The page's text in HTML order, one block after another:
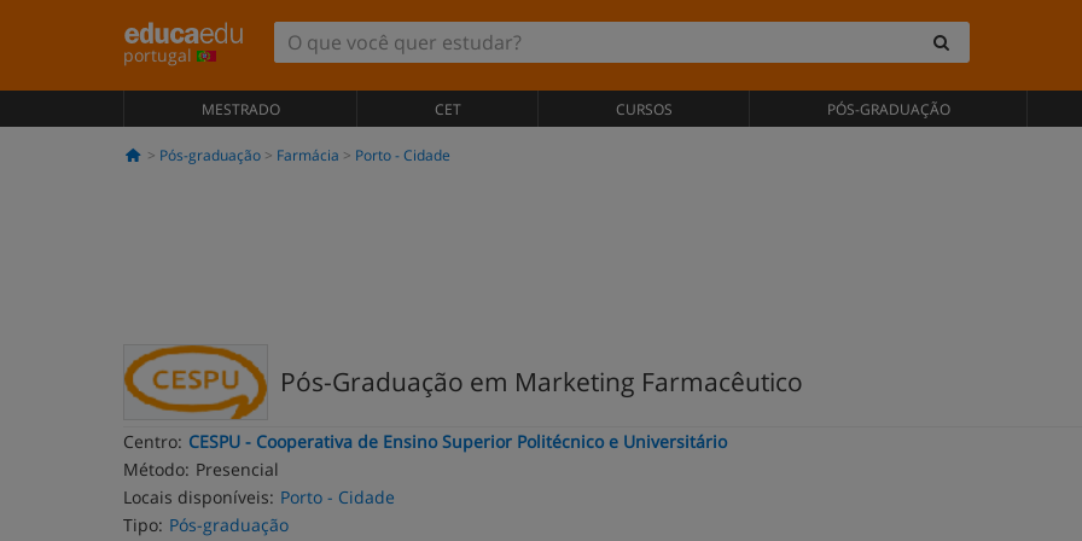
portugal
MESTRADO CET CURSOS PÓS-GRADUAÇÃO
Pós-graduação Farmácia Porto - Cidade
Pós-Graduação em Marketing Farmacêutico
Centro: CESPU - Cooperativa de Ensino Superior Politécnico e Universitário
Método: Presencial
Locais disponíveis: Porto - Cidade
Tipo: Pós-graduação